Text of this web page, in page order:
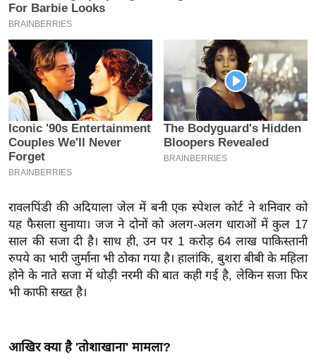
ब
ज
ट
खे
ल
क्रि
के
ट
I
L
2
0
2
6
म
रावलपिंडी की अदियाला जेल में बनी एक स्पेशल कोर्ट ने शनिवार को
यह फैसला सुनाया। जज ने दोनों को अलग-अलग धाराओं में कुल 17
साल की सजा दी है। साथ ही, उन पर 1 करोड़ 64 लाख पाकिस्तानी
रुपये का भारी जुर्माना भी ठोका गया है। हालांकि, बुशरा बीबी के महिला
होने के नाते सजा में थोड़ी नरमी की बात कही गई है, लेकिन सजा फिर
भी काफी सख्त है।
आखिर क्या है 'तोशाखाना' मामला?